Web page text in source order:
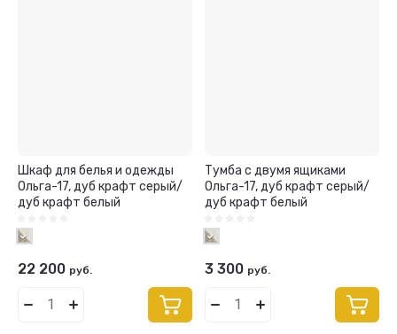
Шкаф для белья и одежды
Ольга-17, дуб крафт серый/
дуб крафт белый
22 200 руб.
Тумба с двумя ящиками
Ольга-17, дуб крафт серый/
дуб крафт белый
3 300 руб.